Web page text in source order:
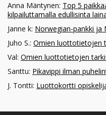
Anna Mäntynen: Top 5
kilpailuttamalla edullisinta
Janne k: Norwegian-pankki ja
Juho S.: Omien luottotietojen
Val: Omien luottotietojen
Santtu: Pikavippi ilman
J. Tontti: Luottokortti